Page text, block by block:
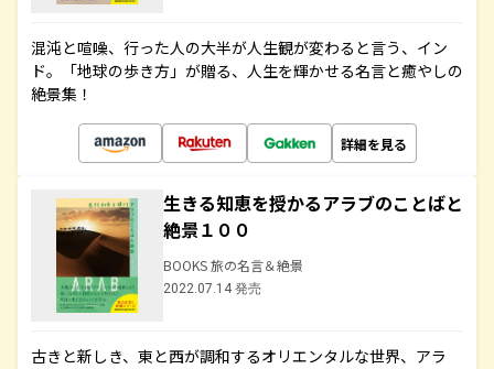
混沌と喧噪、行った人の大半が人生観が変わると言う、イン
ド。「地球の歩き方」が贈る、人生を輝かせる名言と癒やしの
絶景集！
詳細を見る
生きる知恵を授かるアラブのことばと
絶景１００
BOOKS 旅の名言＆絶景
2022.07.14 発売
古きと新しき、東と西が調和するオリエンタルな世界、アラ